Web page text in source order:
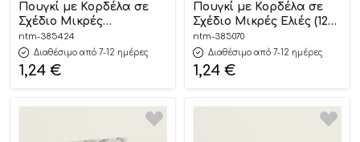
Πουγκί με Κορδέλα σε
Σχέδιο Μικρές
Μαργαρίτες ( 12εκ. x 17εκ.
) | 385424 Ntampoudis
ntm-385424
Διαθέσιμο από 7-12 ημέρες
1,24 €
Πουγκί με Κορδέλα σε
Σχέδιο Μικρές Ελιές (12εκ
x 17εκ) | 385070
Ntampoudis
ntm-385070
Διαθέσιμο από 7-12 ημέρες
1,24 €